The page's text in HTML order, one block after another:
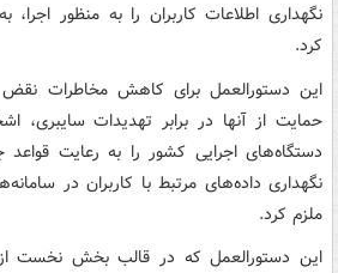
نگهداری اطلاعات کاربران را به منظور
کرد.
این دستورالعمل برای کاهش مخاطرات
حمایت از آنها در برابر تهدیدات سایبری،
دستگاه‌های اجرایی کشور را به رعایت
نگهداری داده‌های مرتبط با کاربران در
ملزم کرد.
این دستورالعمل که در قالب بخش نخست